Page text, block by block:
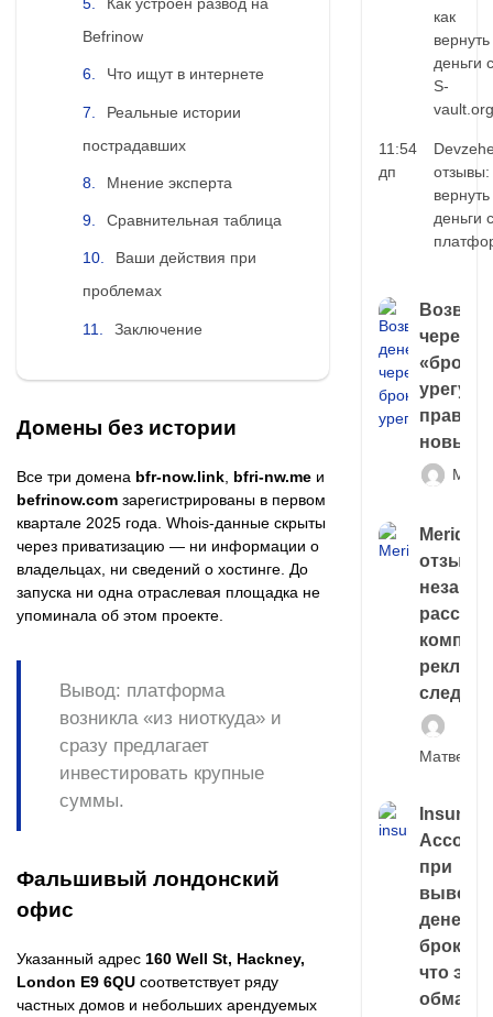
Befrinow
Что ищут в интернете
Реальные истории
пострадавших
Мнение эксперта
Сравнительная таблица
Ваши действия при
проблемах
Заключение
Домены без истории
Все три домена bfr-now.link bfri-nw.me и
befrinow.com зарегистрированы в первом
квартале 2025 года. Whois-данные скрыты
через приватизацию — ни информации о
владельцах, ни сведений о хостинге. До
запуска ни одна отраслевая площадка не
упоминала об этом проекте.
Вывод: платформа
возникла «из ниоткуда» и
сразу предлагает
инвестировать крупные
суммы.
Фальшивый лондонский
офис
Указанный адрес 160 Well St, Hackney,
London E9 6QU соответствует ряду
частных домов и небольших арендуемых
как
вернуть
деньги с
S-
vault.org
11:54
дп
отзывы:
вернуть
деньги с
через
правда
новый
следа
Матвей
Account
при
выводе
денег у
что это,
обман?